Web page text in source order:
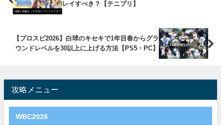
レイすべき？【テニプリ】
【プロスピ2026】白球のキセキで1年目春からグラ
ウンドレベルを30以上に上げる方法【PS5・PC】
攻略メニュー
WBC2026